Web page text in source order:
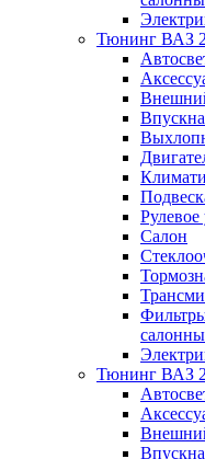
Тюнинг ВАЗ
Рулевое
Салон
Тюнинг ВАЗ